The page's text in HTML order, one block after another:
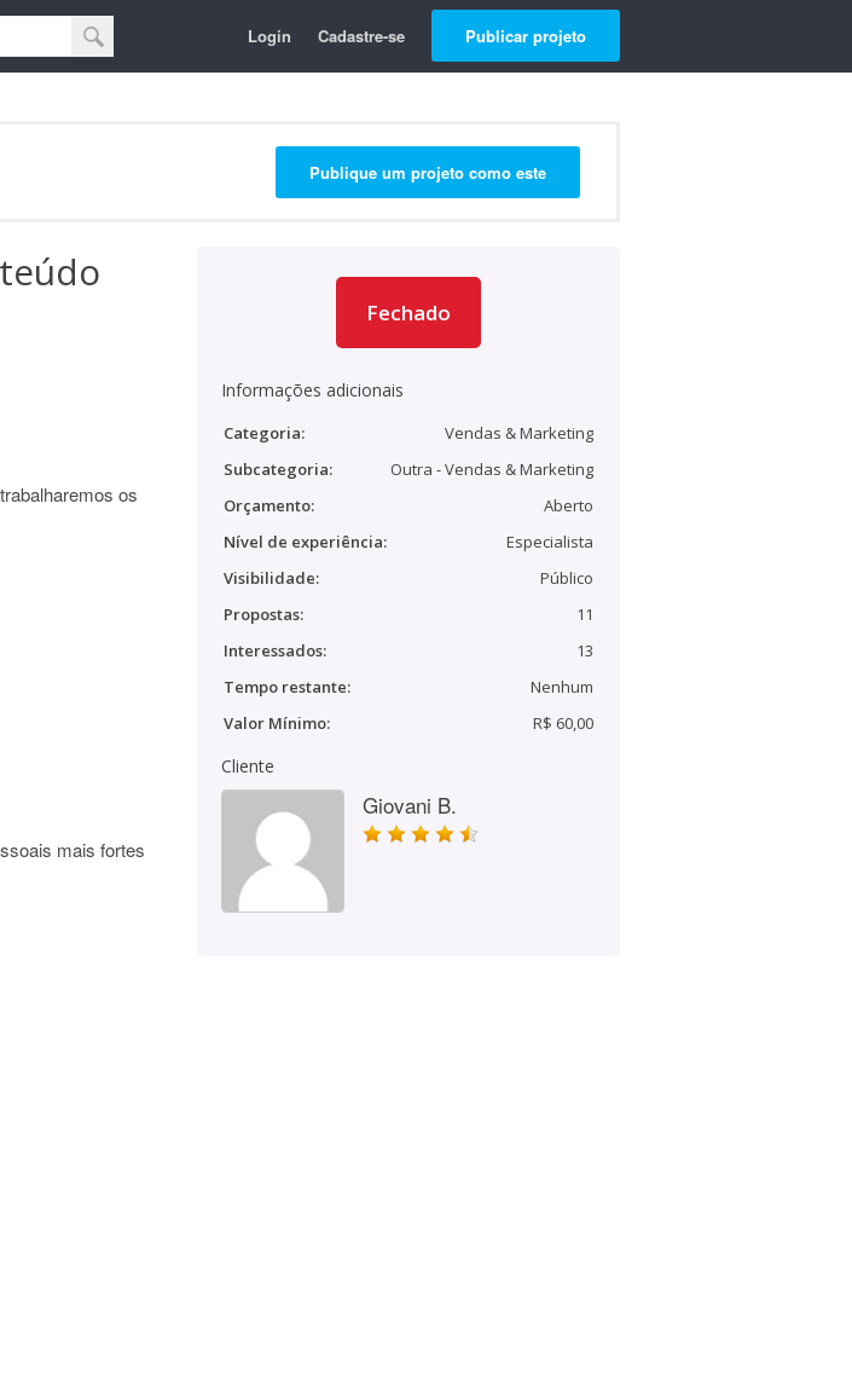
Login Cadastre-se Publicar projeto
Publique um projeto como este
os
mais fortes
Fechado
Informações adicionais
Categoria:
Vendas & Marketing
Subcategoria:
Outra - Vendas & Marketing
Orçamento:
Aberto
Nível de experiência:
Especialista
Visibilidade:
Público
Propostas:
11
Interessados:
13
Tempo restante:
Nenhum
Valor Mínimo:
R$ 60,00
Cliente
Giovani B.